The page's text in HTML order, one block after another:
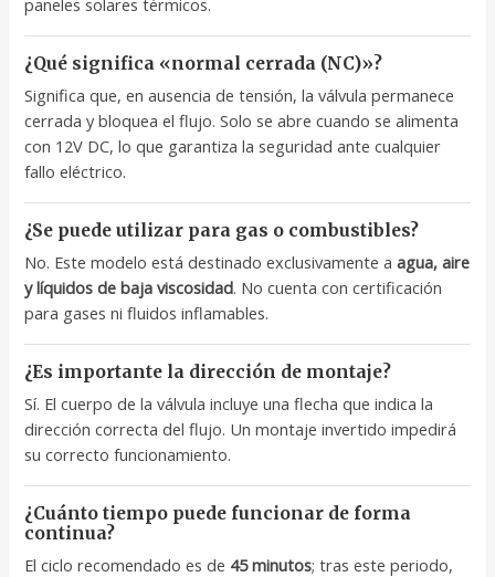
¿Qué significa «normal cerrada (NC)»?
Significa que, en ausencia de tensión, la válvula permanece
cerrada y bloquea el flujo. Solo se abre cuando se alimenta
con 12V DC, lo que garantiza la seguridad ante cualquier
fallo eléctrico.
¿Se puede utilizar para gas o combustibles?
No. Este modelo está destinado exclusivamente aagua, aire
y líquidos de baja viscosidad. No cuenta con certificación
para gases ni fluidos inflamables.
¿Es importante la dirección de montaje?
Sí. El cuerpo de la válvula incluye una flecha que indica la
dirección correcta del flujo. Un montaje invertido impedirá
su correcto funcionamiento.
¿Cuánto tiempo puede funcionar de forma
continua?
El ciclo recomendado es de 45 minutos; tras este periodo,